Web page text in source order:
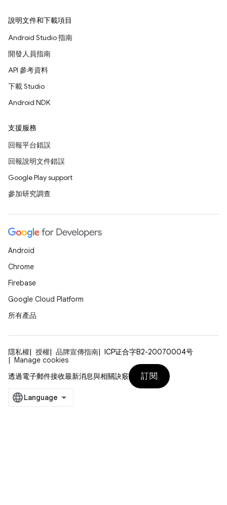
說明文件和下載項目
Android Studio 指南
開發人員指南
API 參考資料
下載 Studio
Android NDK
支援服務
回報平台錯誤
回報說明文件錯誤
Google Play support
參加研究調查
Android
Chrome
Firebase
Google Cloud Platform
所有產品
隱私權 授權 品牌宣傳指南
ICP证合字B2-20070004号
Manage cookies
透過電子郵件接收最新消息與相關訣竅
訂閱